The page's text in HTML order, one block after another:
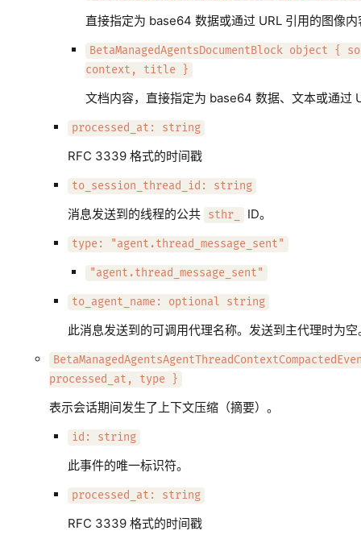
直接指定为 base64 数据或通过 URL 引用的图像内
BetaManagedAgentsDocumentBlock object {
context, title }
文档内容，直接指定为 base64 数据、文本或通过
processed_at: string
RFC 3339 格式的时间戳
to_session_thread_id: string
消息发送到的线程的公共 sthr_ ID。
type: "agent.thread_message_sent"
"agent.thread_message_sent"
to_agent_name: optional string
此消息发送到的可调用代理名称。发送到主代理时为空
processed_at, type }
表示会话期间发生了上下文压缩（摘要）。
id: string
此事件的唯一标识符。
processed_at: string
RFC 3339 格式的时间戳